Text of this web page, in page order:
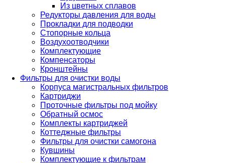
Из цветных сплавов
Редукторы давления для воды
Прокладки для подводки
Стопорные кольца
Воздухоотводчики
Комплектующие
Компенсаторы
Кронштейны
Фильтры для очистки воды
Корпуса магистральных фильтров
Картриджи
Проточные фильтры под мойку
Обратный осмос
Комплекты картриджей
Коттеджные фильтры
Фильтры для очистки самогона
Кувшины
Комплектующие к фильтрам